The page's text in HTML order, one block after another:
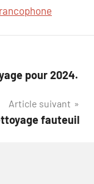
pour 2024.
Article suivant
fauteuil